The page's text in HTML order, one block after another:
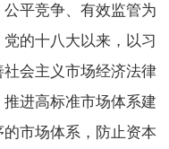
平竞争、有效监管为
的十八大以来，以习
会主义市场经济法律
进高标准市场体系建
市场体系，防止资本